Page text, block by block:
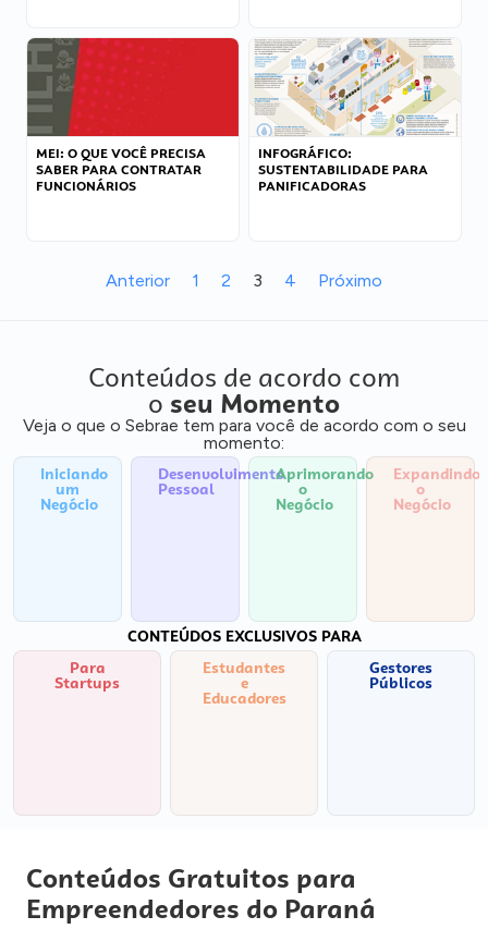
MEI: O QUE VOCÊ PRECISA
SABER PARA CONTRATAR
FUNCIONÁRIOS
INFOGRÁFICO:
SUSTENTABILIDADE PARA
PANIFICADORAS
Anterior 1 2 3 4 Próximo
Conteúdos de acordo com
o seu Momento
Veja o que o Sebrae tem para você de acordo com o seu
momento:
Iniciando
um
Negócio
Desenvolvimento
Pessoal
Aprimorando
o
Negócio
Expandindo
o
Negócio
CONTEÚDOS EXCLUSIVOS PARA
Para
Startups
Estudantes
e
Educadores
Gestores
Públicos
Conteúdos Gratuitos para
Empreendedores do Paraná